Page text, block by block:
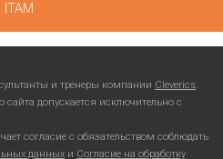
ITAM
и тренеры компании Cleverics.
сайта допускается исключительно с
согласие с обязательством соблюдать
данных и Согласие на обработку